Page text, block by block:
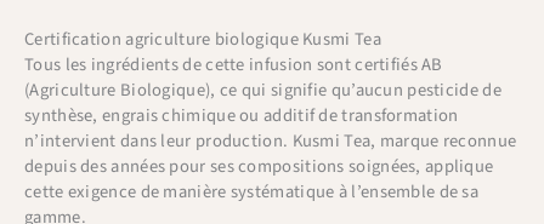
Certification agriculture biologique Kusmi Tea
Tous les ingrédients de cette infusion sont certifiés AB
(Agriculture Biologique), ce qui signifie qu’aucun pesticide de
synthèse, engrais chimique ou additif de transformation
n’intervient dans leur production. Kusmi Tea, marque reconnue
depuis des années pour ses compositions soignées, applique
cette exigence de manière systématique à l’ensemble de sa
gamme.